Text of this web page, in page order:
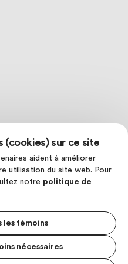
(cookies) sur ce site
aident à améliorer
utilisation du site web. Pour
notre politique de
les témoins
nécessaires